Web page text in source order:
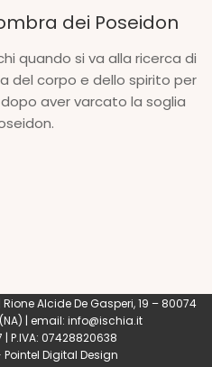
dei Poseidon
quando si va alla ricerca di
del corpo e dello spirito per
aver varcato la soglia
Alcide De Gasperi, 19 – 80074
| email: info@ischia.it
| P.IVA: 07428820638
Pointel Digital Design